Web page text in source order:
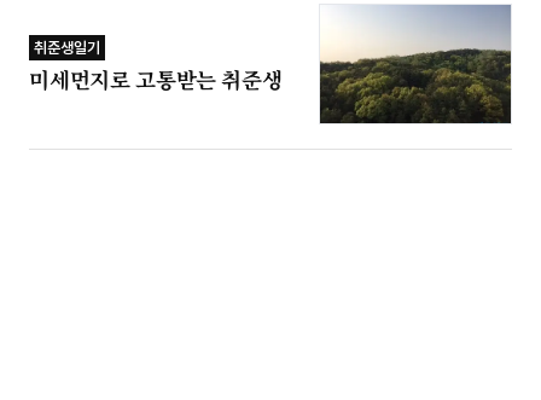
취준생일기
미세먼지로 고통받는 취준생